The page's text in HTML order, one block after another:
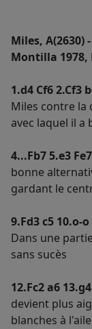
Miles, A(2630)
Montilla 1978,
1.d4 Cf6 2.Cf3
Miles contre la
avec laquel il a
4...Fb7 5.e3
bonne
gardant le
9.Fd3 c5 10.o-o
Dans une
sans sucès
12.Fc2 a6
devient plus
blanches à